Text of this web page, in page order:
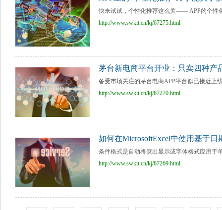
快来试试，个性化推荐这么关—— APP的个性
http://www.swkit.cn/kj/67275.html
茅台新电商平台开业：只卖四种产
备受市场关注的茅台电商APP平台似已接近上
http://www.swkit.cn/kj/67270.html
如何在MicrosoftExcel中使用基于日
条件格式是自动将突出显示或字体格式应用于
http://www.swkit.cn/kj/67269.html